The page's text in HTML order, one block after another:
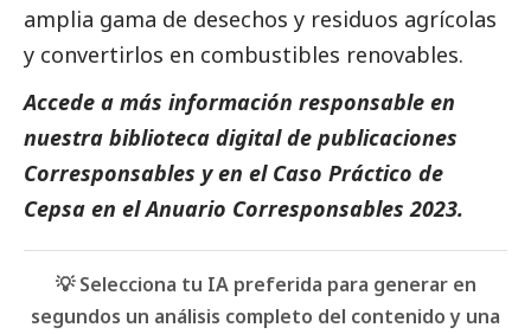
amplia gama de desechos y residuos agrícolas
y convertirlos en combustibles renovables.
Accede a más información responsable en
nuestra biblioteca digital de publicaciones
Corresponsables y en el Caso Práctico de
Cepsa en elAnuario Corresponsables 2023.
💡 Selecciona tu IA preferida para generar en
segundos un análisis completo del contenido y una